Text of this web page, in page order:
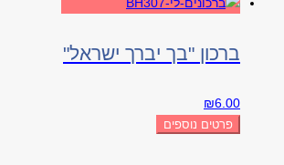
ברכון "בך יברך ישראל"
₪6.00
פרטים נוספים